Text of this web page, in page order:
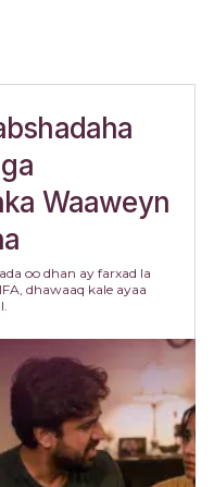
Waaweyn
oo dhan ay farxad la
dhawaaq kale ayaa